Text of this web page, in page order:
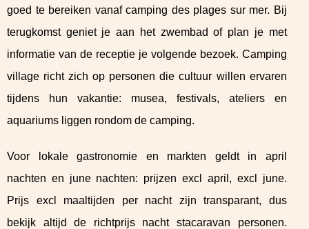
goed te bereiken vanaf camping des plages sur mer. Bij
terugkomst geniet je aan het zwembad of plan je met
informatie van de receptie je volgende bezoek. Camping
village richt zich op personen die cultuur willen ervaren
tijdens hun vakantie: musea, festivals, ateliers en
aquariums liggen rondom de camping.
Voor lokale gastronomie en markten geldt in april
nachten en june nachten: prijzen excl april, excl june.
Prijs excl maaltijden per nacht zijn transparant, dus
bekijk altijd de richtprijs nacht stacaravan personen.